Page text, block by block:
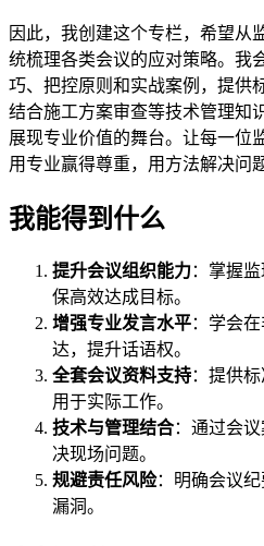
因此，我创建这个专栏，希望从
统梳理各类会议的应对策略。我
巧、把控原则和实战案例，提供
结合施工方案审查等技术管理知
展现专业价值的舞台。让每一位
用专业赢得尊重，用方法解决问题
我能得到什么
提升会议组织能力：掌握
保高效达成目标。
增强专业发言水平：学会
达，提升话语权。
全套会议资料支持：提供
用于实际工作。
技术与管理结合：通过会
决现场问题。
规避责任风险：明确会议
漏洞。